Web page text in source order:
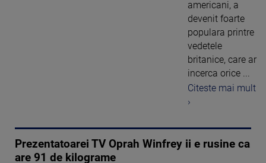
americani, a
devenit foarte
populara printre
vedetele
britanice, care ar
incerca orice ...
Citeste mai mult
›
Prezentatoarei TV Oprah Winfrey ii e rusine ca
are 91 de kilograme